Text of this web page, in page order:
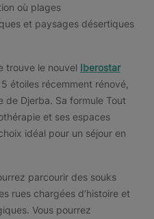
où plages
et paysages désertiques
trouve le nouvel Iberostar
5 étoiles récemment rénové,
de Djerba. Sa formule Tout
et ses espaces
idéal pour un séjour en
parcourir des souks
rues chargées d’histoire et
Vous pourrez